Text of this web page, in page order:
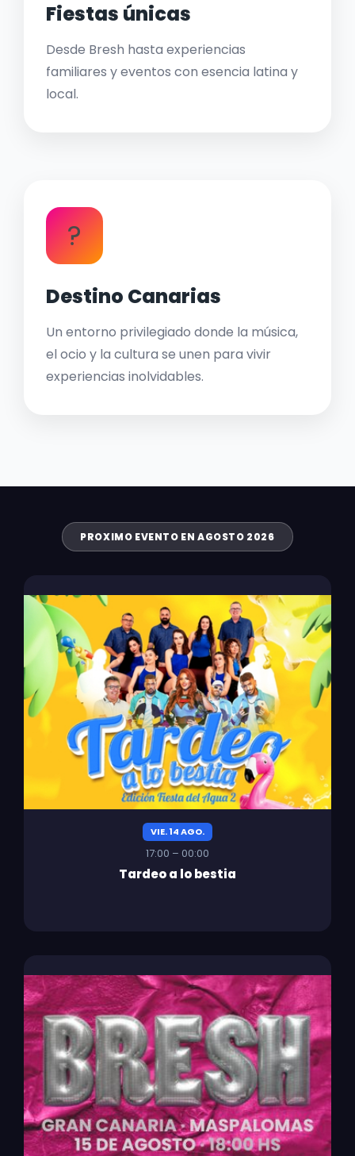
Fiestas únicas
Desde Bresh hasta experiencias
familiares y eventos con esencia latina y
local.
?
Destino Canarias
Un entorno privilegiado donde la música,
el ocio y la cultura se unen para vivir
experiencias inolvidables.
PROXIMO EVENTO EN AGOSTO 2026
VIE. 14 AGO.
17:00 – 00:00
Tardeo a lo bestia